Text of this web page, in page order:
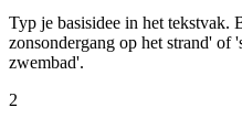
Typ je basisidee in het tekstvak.
zonsondergang op het strand'
zwembad'.
2